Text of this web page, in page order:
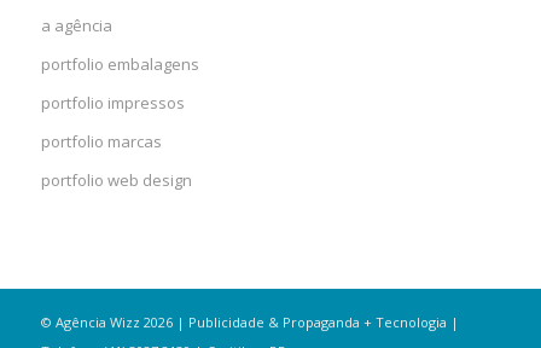
a agência
portfolio embalagens
portfolio impressos
portfolio marcas
portfolio web design
© Agência Wizz 2026 | Publicidade & Propaganda + Tecnologia |